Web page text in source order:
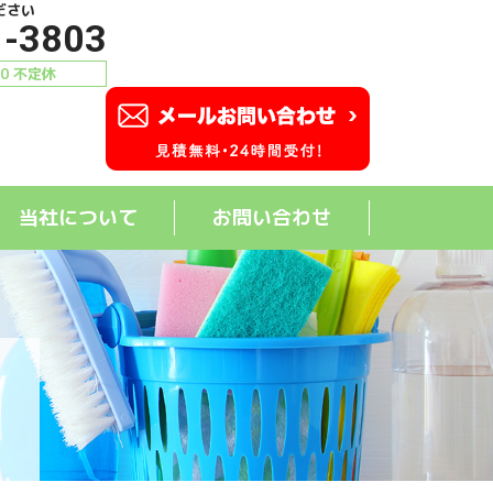
さい
3803
不定休
当社について お問い合わせ